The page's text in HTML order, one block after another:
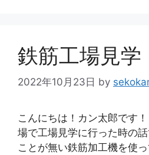
鉄筋工場見学
2022年10月23日 by
こんにちは！カン太郎です
場で工場見学に行った時の
ことが無い鉄筋加工機を使